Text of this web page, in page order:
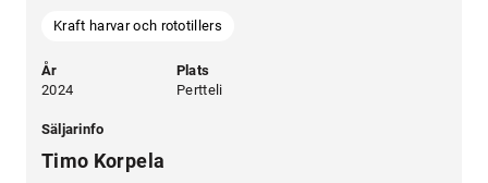
Kraft harvar och rototillers
År
2024
Plats
Pertteli
Säljarinfo
Timo Korpela